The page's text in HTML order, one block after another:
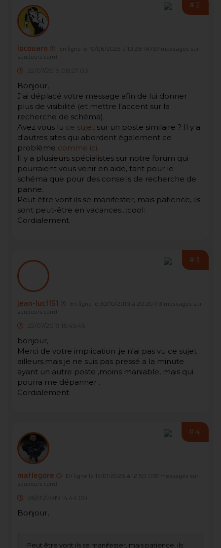
#2
locouarn En ligne le 19/06/2025 à 10:28
(4797 messages sur
soudeurs.com)
22/07/2019 08:27:03
Bonjour,
J'ai déplacé votre message afin de lui donner
plus de visibilité (et mettre l'accent sur la
recherche de schéma).
Avez vous lu ce sujet sur un poste similaire ? Il y a
d'autres sites qui abordent également ce
problème comme ici.
Il y a plusieurs spécialistes sur notre forum qui
pourraient vous venir en aide, tant pour le
schéma que pour des conseils de recherche de
panne.
Peut être vont ils se manifester, mais patience, ils
sont peut-être en vacances...:cool:
Cordialement.
#3
jean-luc1151 En ligne le 30/10/2019 à 20:20
(13 messages sur
soudeurs.com)
22/07/2019 16:45:45
bonjour,
Merci de votre implication ,je n'ai pas vu ce sujet
ailleurs.mais je ne suis pas pressé a la minute
ayant un autre poste ,moins maniable, mais qui
pourra me dépanner .
Cordialement.
#4
matlegore En ligne le 15/01/2026 à 12:50
(178 messages sur
soudeurs.com)
26/07/2019 14:44:00
Bonjour,
Peut être vont ils se manifester, mais patience, ils